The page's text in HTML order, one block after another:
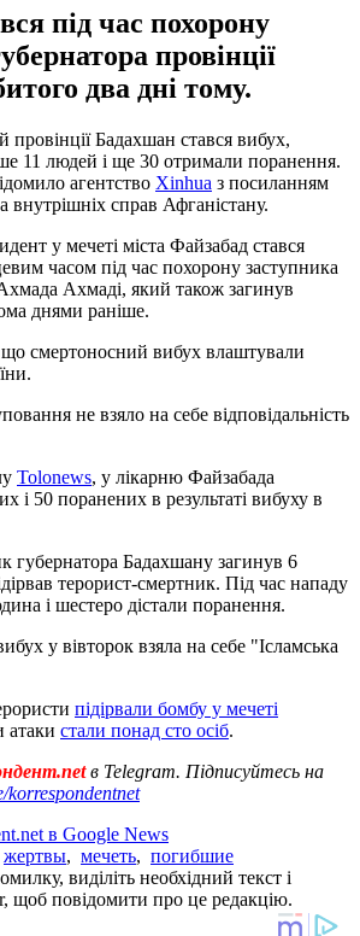
під час похорону
провінції
два дні тому.
провінції Бадахшан стався вибух,
11 людей і ще 30 отримали поранення.
агентство Xinhua з посиланням
внутрішніх справ Афганістану.
у мечеті міста Файзабад стався
часом під час похорону заступника
Ахмаді, який також загинув
днями раніше.
смертоносний вибух влаштували
не взяло на себе відповідальність
Tolonews, у лікарню Файзабада
і 50 поранених в результаті вибуху в
губернатора Бадахшану загинув 6
терорист-смертник. Під час нападу
і шестеро дістали поранення.
у вівторок взяла на себе "Ісламська
підірвали бомбу у мечеті
атаки стали понад сто осіб.
в Telegram. Підписуйтесь на
korrespondentnet
в Google News
жертвы, мечеть, погибшие
виділіть необхідний текст і
щоб повідомити про це редакцію.